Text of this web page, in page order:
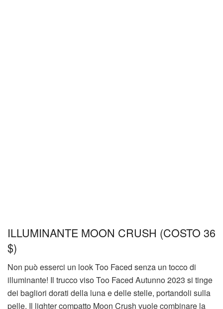
ILLUMINANTE MOON CRUSH (COSTO 36
$)
Non può esserci un look Too Faced senza un tocco di
illuminante! Il trucco viso Too Faced Autunno 2023 si tinge
dei bagliori dorati della luna e delle stelle, portandoli sulla
pelle. Il lighter compatto Moon Crush vuole combinare la